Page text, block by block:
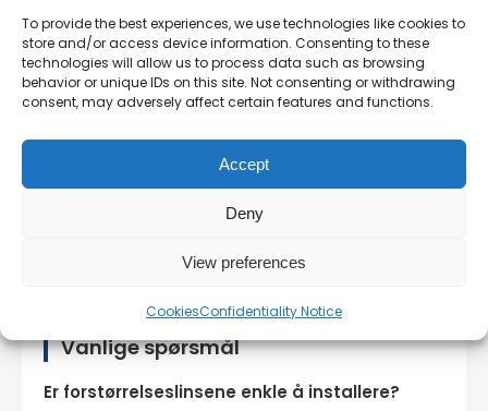
To provide the best experiences, we use technologies like cookies to
store and/or access device information. Consenting to these
technologies will allow us to process data such as browsing
behavior or unique IDs on this site. Not consenting or withdrawing
consent, may adversely affect certain features and functions.
Accept
Deny
View preferences
CookiesConfidentiality Notice
Magnifying Lens +1.00 , +1.50 , +2.00 .
+2.50 Strength 105 x 50 x 4mm - Weltek—
Magnifying Lens med justerbar styrke (+1.00
til +2.50) fra Weltek
automt mørkende filter for variabel
Erstatningslinse DIN 5 for sveisehjelm
Vanlige spørsmål
Er forstørrelseslinsene enkle å installere?